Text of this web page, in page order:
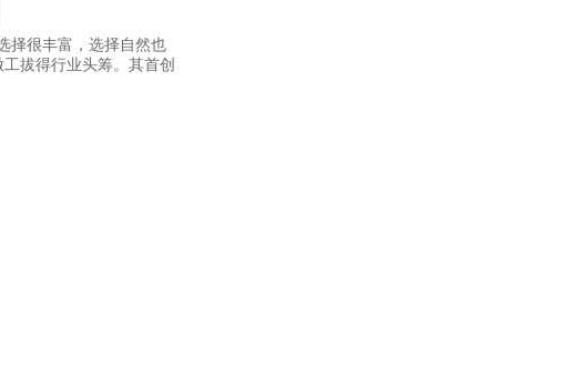
择很丰富，选择自然也
拔得行业头筹。其首创